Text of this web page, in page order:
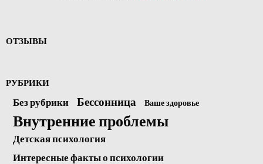
ОТЗЫВЫ
РУБРИКИ
Без рубрики Бессонница Ваше здоровье
Внутренние проблемы
Детская психология
Интересные факты о психологии